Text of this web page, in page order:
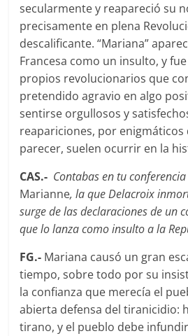
secularmente y reapareció su
precisamente en plena
descalificante. “Mariana”
Francesa como un insulto, y
propios revolucionarios que
pretendido agravio en algo
sentirse orgullosos y
reapariciones, por enigmáticos
parecer, suelen ocurrir en la
CAS.- Contabas en tu
Marianne, la que Delacroix
surge de las declaraciones de un
que lo lanza como insulto a la
FG.- Mariana causó un gran
tiempo, sobre todo por su
la confianza que merecí­a el
abierta defensa del tiranicidio:
tirano, y el pueblo debe